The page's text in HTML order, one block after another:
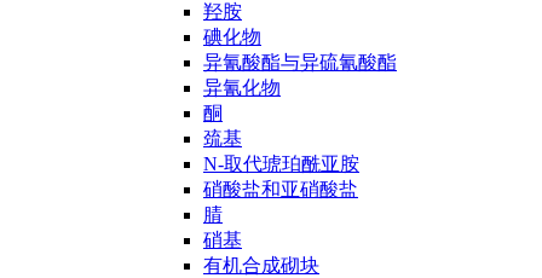
羟胺
碘化物
异氰酸酯与异硫氰酸酯
异氰化物
酮
巯基
N-取代琥珀酰亚胺
硝酸盐和亚硝酸盐
腈
硝基
有机合成砌块